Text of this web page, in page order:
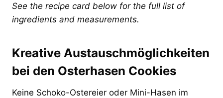
See the recipe card below for the full list of
ingredients and measurements.
Kreative Austauschmöglichkeiten
bei den Osterhasen Cookies
Keine Schoko-Ostereier oder Mini-Hasen im